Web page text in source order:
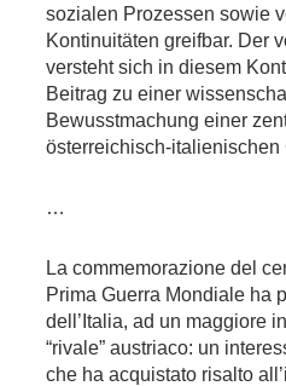
sozialen Prozessen sowie
Kontinuitäten greifbar. Der
versteht sich in diesem
Beitrag zu einer
Bewusstmachung einer
österreichisch-italienischen
…
La commemorazione del
Prima Guerra Mondiale ha
dell’Italia, ad un maggiore
“rivale” austriaco: un
che ha acquistato risalto